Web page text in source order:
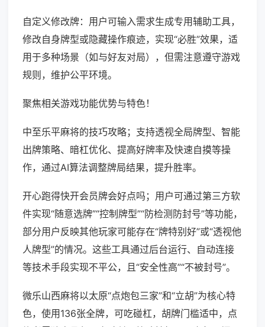
自定义修改牌：用户可输入需求生成专用辅助工具，
修改自身牌型或隐藏操作痕迹，实现“必胜”效果，适
用于多种场景（如与好友对局），但需注意遵守游戏
规则，维护公平环境。
聚焦相关游戏功能优势与特色！
中至乐平麻将的技巧攻略；支持透视全局牌型、智能
出牌策略、暗杠优化、提高好牌率及快速自摸等操
作，通过AI算法调整牌局结果，提升胜率。
开心跑得快开会员牌会好点吗；用户可通过第三方软
件实现“随意选牌”“控制牌型”“防检测防封号”等功能，
部分用户反映其他玩家可能存在“牌特别好”或“透视他
人牌型”的情况。这些工具通过后台运行、自动连接
等技术手段实现不平公，且“安全性高”“不被封号”。
微乐山西麻将以太原“点炮包三家”和“立胡”为核心特
色，使用136张全牌，可吃碰杠，胡牌门槛适中，点